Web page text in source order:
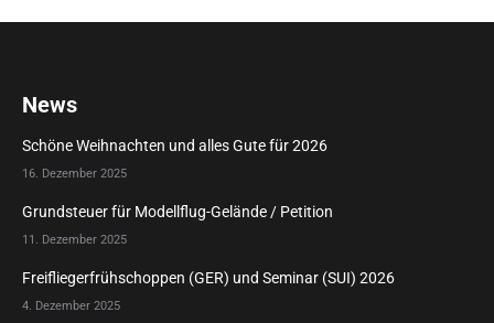
News
Schöne Weihnachten und alles Gute für 2026
16. Dezember 2025
Grundsteuer für Modellflug-Gelände / Petition
11. Dezember 2025
Freifliegerfrühschoppen (GER) und Seminar (SUI) 2026
4. Dezember 2025